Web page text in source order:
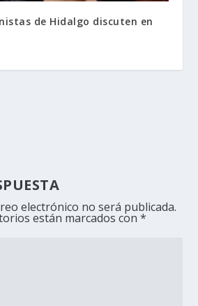
de Hidalgo discuten en
electrónico no será publicada.
están marcados con*